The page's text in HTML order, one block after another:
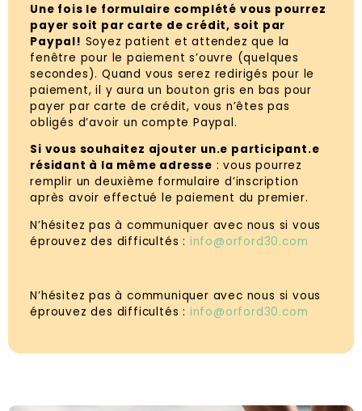
Une fois le formulaire complété vous pourrez
payer soit par carte de crédit, soit par
Paypal! Soyez patient et attendez que la
fenêtre pour le paiement s’ouvre (quelques
secondes). Quand vous serez redirigés pour le
paiement, il y aura un bouton gris en bas pour
payer par carte de crédit, vous n’êtes pas
obligés d’avoir un compte Paypal.
Si vous souhaitez ajouter un.e participant.e
résidant à la même adresse : vous pourrez
remplir un deuxième formulaire d’inscription
après avoir effectué le paiement du premier.
N’hésitez pas à communiquer avec nous si vous
éprouvez des difficultés : info@orford30.com
N’hésitez pas à communiquer avec nous si vous
éprouvez des difficultés : info@orford30.com